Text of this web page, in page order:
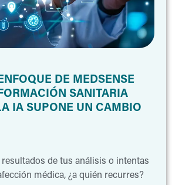
DE MEDSENSE
SANITARIA
IA SUPONE UN CAMBIO
de tus análisis o intentas
médica, ¿a quién recurres?